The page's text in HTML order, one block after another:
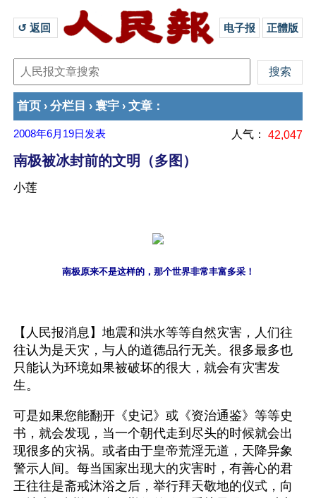
↺ 返回 电子报 正體版
首页 › 分栏目 › 寰宇 › 文章 ：
2008年6月19日 发表 人气： 42,047
南极被冰封前的文明（多图）
小莲
南极原来不是这样的，那个世界非常丰富多采！
【人民报消息】地震和洪水等等自然灾害，人们往
往认为是天灾，与人的道德品行无关。很多最多也
只能认为环境如果被破坏的很大，就会有灾害发
生。
可是如果您能翻开《史记》或《资治通鉴》等等史
书，就会发现，当一个朝代走到尽头的时候就会出
现很多的灾祸。或者由于皇帝荒淫无道，天降异象
警示人间。每当国家出现大的灾害时，有善心的君
王往往是斋戒沐浴之后，举行拜天敬地的仪式，向